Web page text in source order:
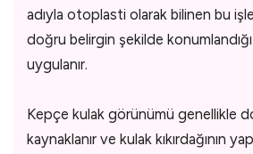
adıyla otoplasti olarak bilinen bu
doğru belirgin şekilde
uygulanır.
Kepçe kulak görünümü genellikle
kaynaklanır ve kulak kıkırdağının